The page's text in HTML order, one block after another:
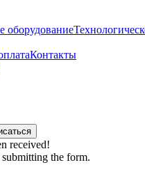
оборудование
Контакты
received!
the form.